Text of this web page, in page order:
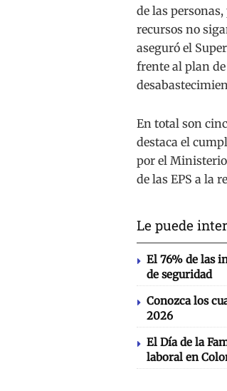
de las
recursos no
aseguró el
frente al plan
En total son
destaca el
por el
de las EPS a la
Le puede
El 76% de las
de seguridad
Conozca los
2026
El Día de la
laboral en